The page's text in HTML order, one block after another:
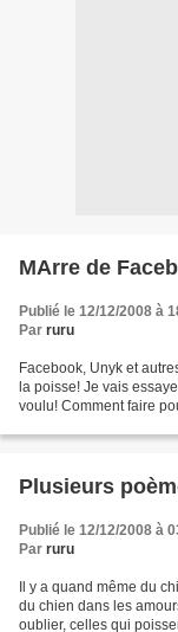
MArre de
Publié le 12/12/2008 à
Par ruru
Facebook, Unyk et
la poisse! Je vais
voulu! Comment faire
Plusieurs
Publié le 12/12/2008 à
Par ruru
Il y a quand même du
du chien dans les
oublier, celles qui